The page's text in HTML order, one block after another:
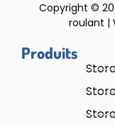
Copyright ©
roulant |
Produits